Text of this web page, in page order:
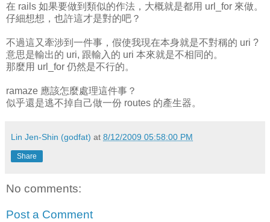
在 rails 如果要做到類似的作法，大概就是都用 url_for 來做。
仔細想想，也許這才是對的吧？
不過這又牽涉到一件事，假使我現在本身就是不對稱的 uri ?
意思是輸出的 uri, 跟輸入的 uri 本來就是不相同的。
那麼用 url_for 仍然是不行的。
ramaze 應該怎麼處理這件事？
似乎還是逃不掉自己做一份 routes 的產生器。
Lin Jen-Shin (godfat) at 8/12/2009 05:58:00 PM
Share
No comments:
Post a Comment